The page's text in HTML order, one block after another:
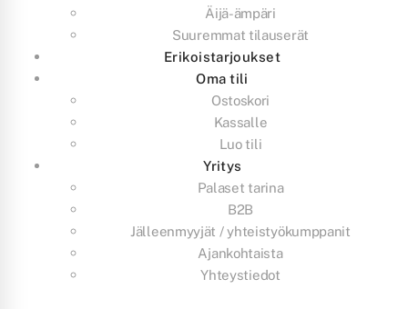
Äijä-ämpäri
Suuremmat tilauserät
Erikoistarjoukset
Oma tili
Ostoskori
Kassalle
Luo tili
Yritys
Palaset tarina
B2B
Jälleenmyyjät / yhteistyökumppanit
Ajankohtaista
Yhteystiedot